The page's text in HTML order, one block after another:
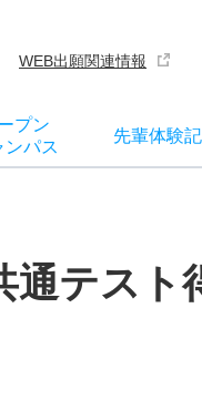
WEB出願関連情報
プン
ンパス
先輩体験記
通テスト